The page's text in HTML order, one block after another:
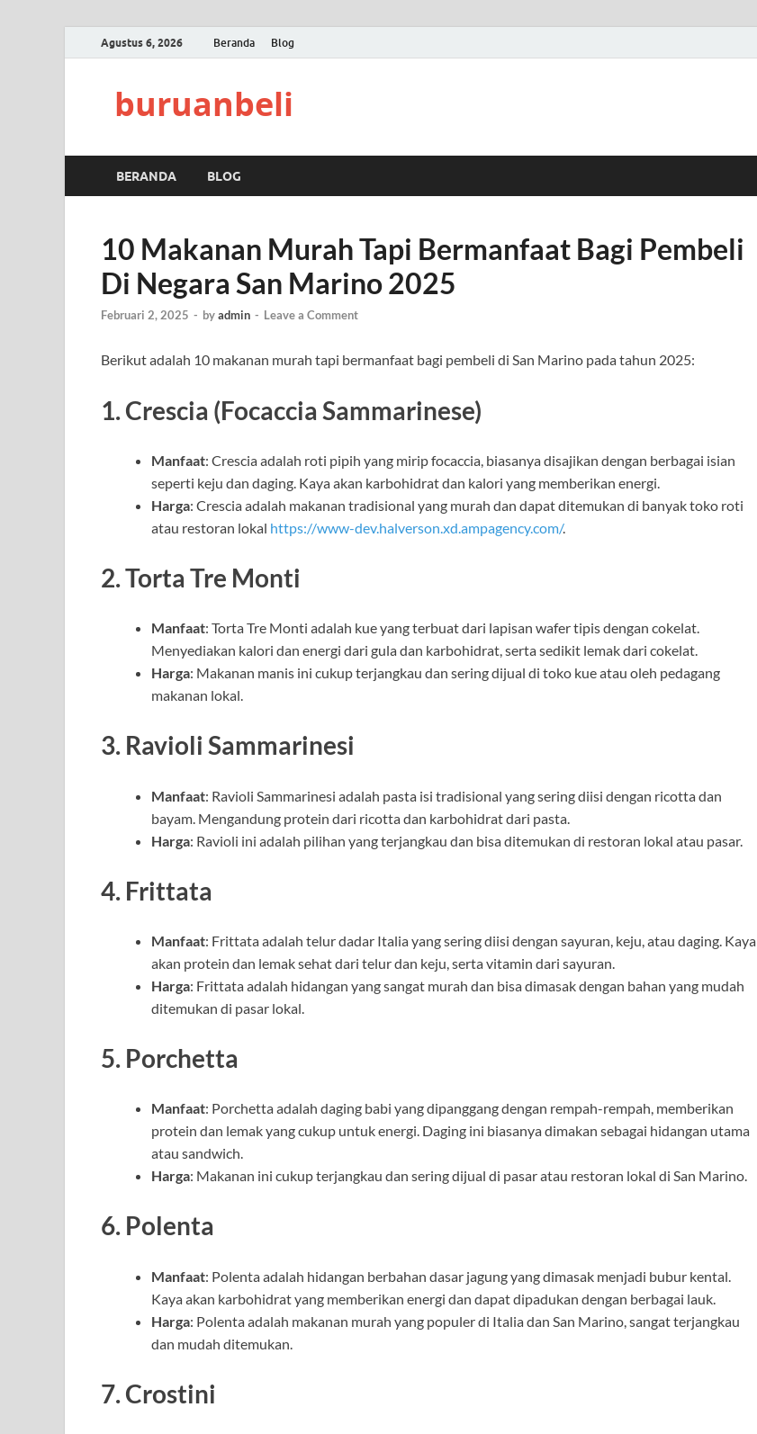
Agustus 6, 2026 Beranda Blog
buruanbeli
BERANDA BLOG
10 Makanan Murah Tapi Bermanfaat Bagi Pembeli
Di Negara San Marino 2025
Februari 2, 2025 - byadmin - Leave a Comment
Berikut adalah 10 makanan murah tapi bermanfaat bagi pembeli di San Marino pada tahun 2025:
1.Crescia (Focaccia Sammarinese)
Manfaat: Crescia adalah roti pipih yang mirip focaccia, biasanya disajikan dengan berbagai isian
seperti keju dan daging. Kaya akan karbohidrat dan kalori yang memberikan energi.
Harga: Crescia adalah makanan tradisional yang murah dan dapat ditemukan di banyak toko roti
atau restoran lokal https://www-dev.halverson.xd.ampagency.com/.
2.Torta Tre Monti
Manfaat: Torta Tre Monti adalah kue yang terbuat dari lapisan wafer tipis dengan cokelat.
Menyediakan kalori dan energi dari gula dan karbohidrat, serta sedikit lemak dari cokelat.
Harga: Makanan manis ini cukup terjangkau dan sering dijual di toko kue atau oleh pedagang
makanan lokal.
3. Ravioli Sammarinesi
Manfaat: Ravioli Sammarinesi adalah pasta isi tradisional yang sering diisi dengan ricotta dan
bayam. Mengandung protein dari ricotta dan karbohidrat dari pasta.
Harga: Ravioli ini adalah pilihan yang terjangkau dan bisa ditemukan di restoran lokal atau pasar.
4. Frittata
Manfaat: Frittata adalah telur dadar Italia yang sering diisi dengan sayuran, keju, atau daging. Kaya
akan protein dan lemak sehat dari telur dan keju, serta vitamin dari sayuran.
Harga: Frittata adalah hidangan yang sangat murah dan bisa dimasak dengan bahan yang mudah
ditemukan di pasar lokal.
5. Porchetta
Manfaat: Porchetta adalah daging babi yang dipanggang dengan rempah-rempah, memberikan
protein dan lemak yang cukup untuk energi. Daging ini biasanya dimakan sebagai hidangan utama
atau sandwich.
Harga: Makanan ini cukup terjangkau dan sering dijual di pasar atau restoran lokal di San Marino.
6. Polenta
Manfaat: Polenta adalah hidangan berbahan dasar jagung yang dimasak menjadi bubur kental.
Kaya akan karbohidrat yang memberikan energi dan dapat dipadukan dengan berbagai lauk.
Harga: Polenta adalah makanan murah yang populer di Italia dan San Marino, sangat terjangkau
dan mudah ditemukan.
7.Crostini